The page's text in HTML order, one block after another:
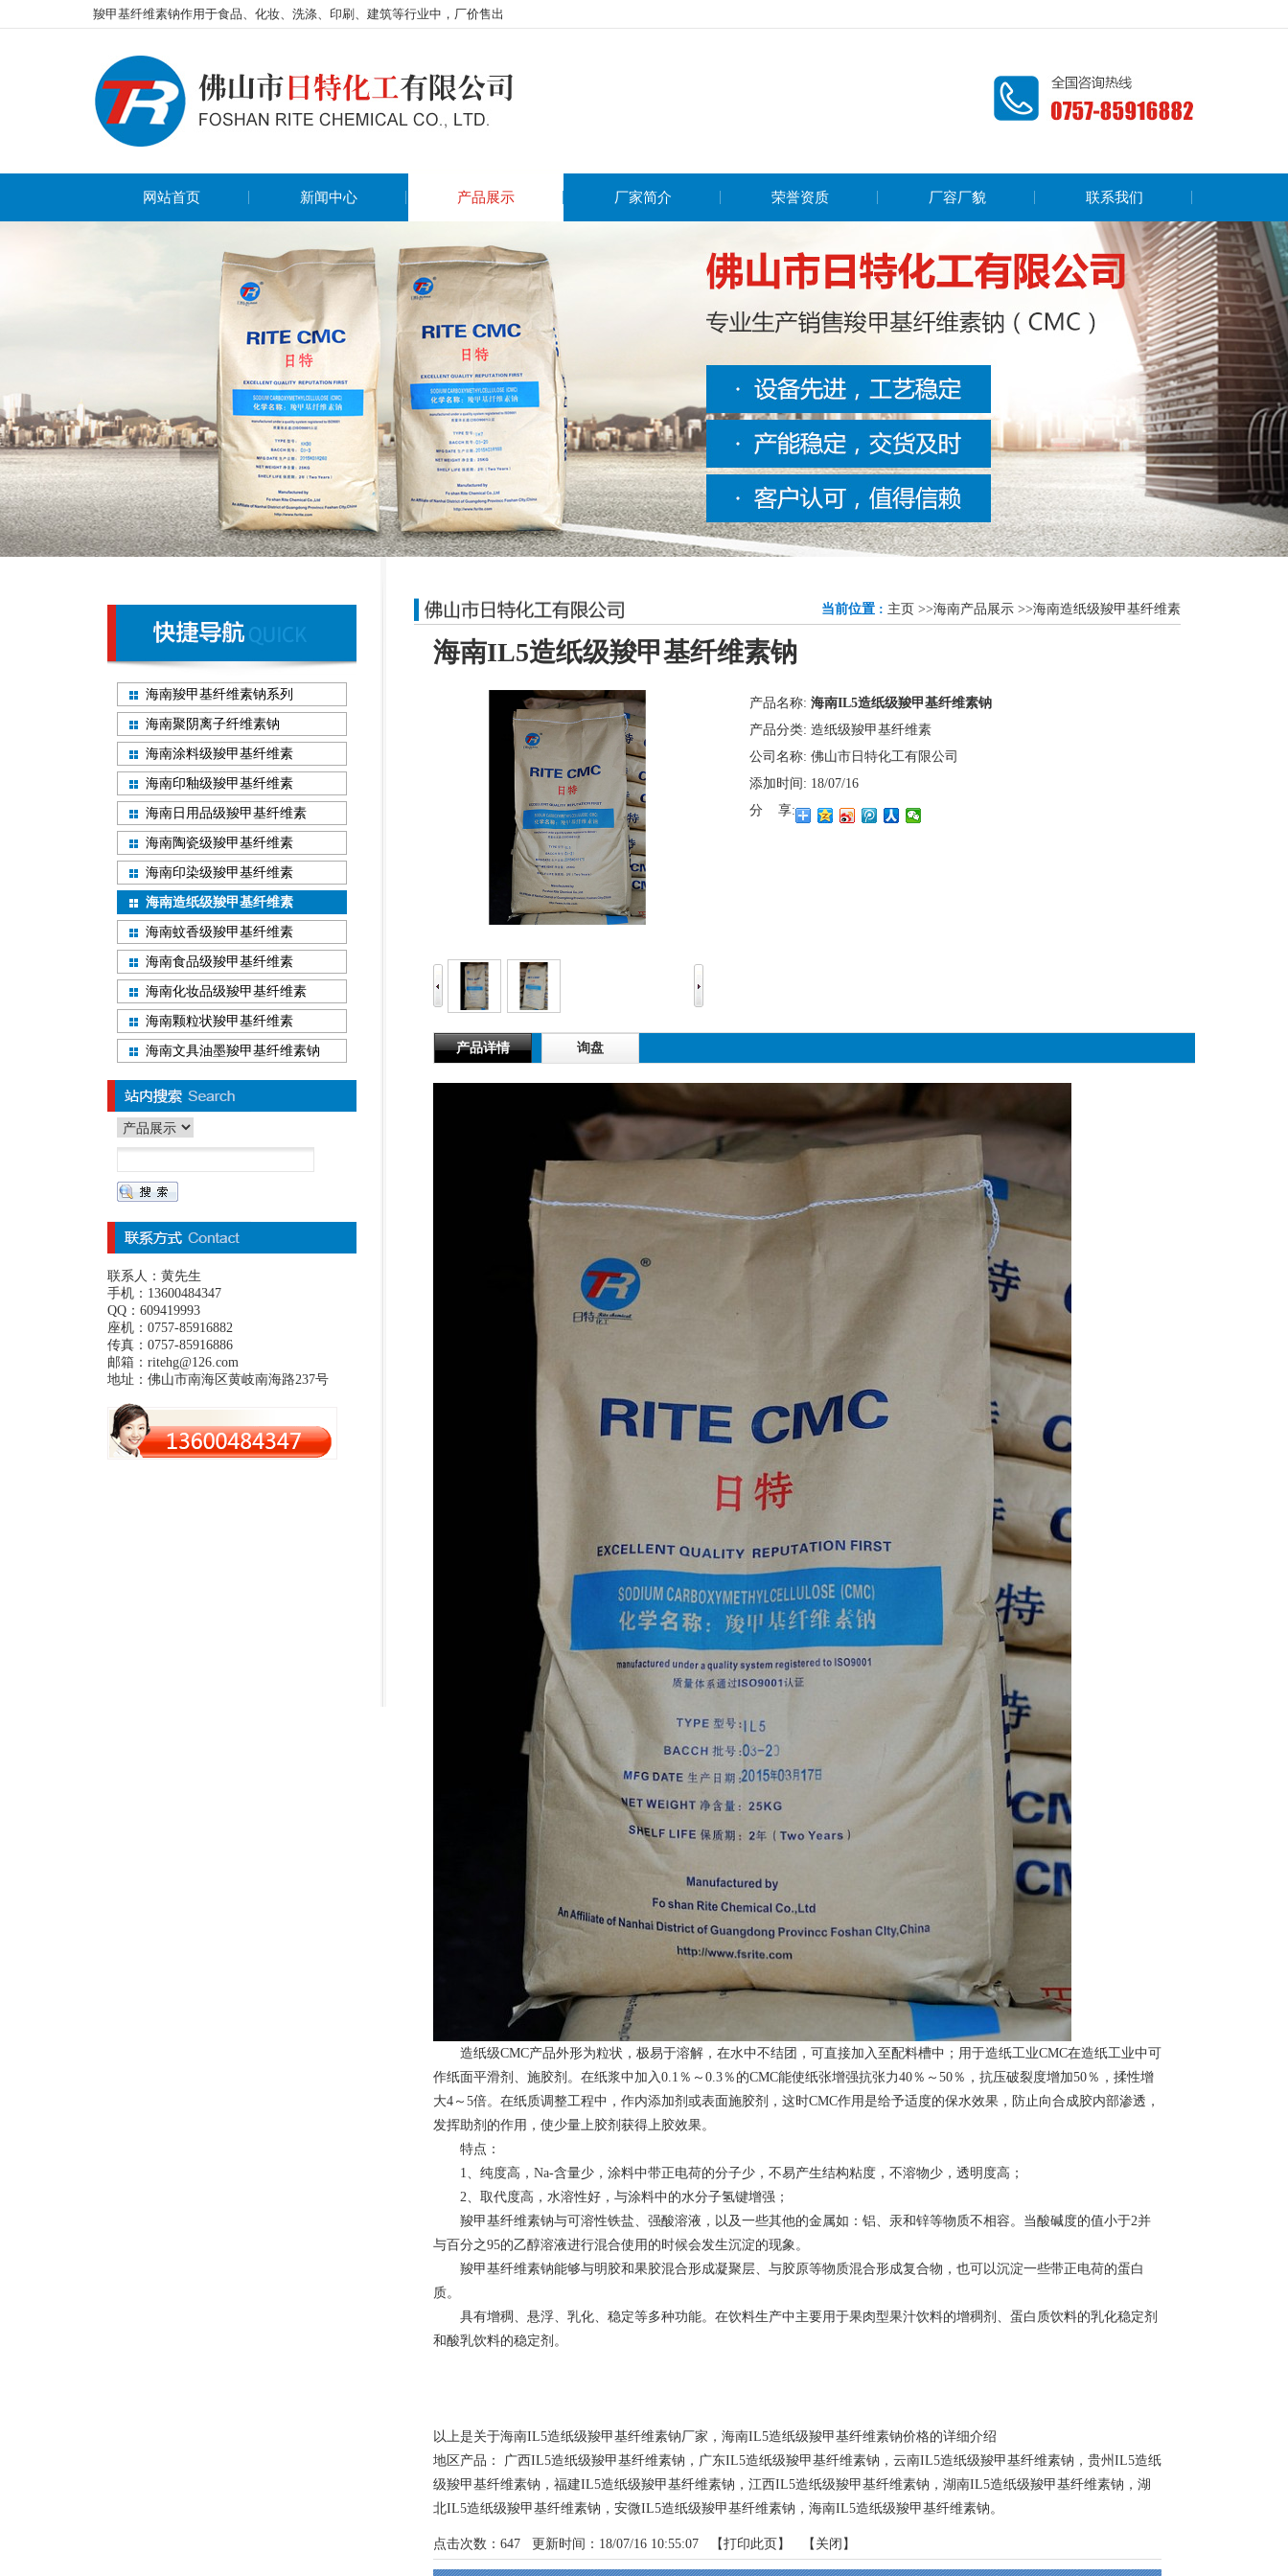
羧甲基纤维素钠作用于食品、化妆、洗涤、印刷、建筑等行业中，厂价售出
网站首页 新闻中心 产品展示 厂家简介 荣誉资质 厂容厂貌 联系我们
当前位置 : 主页 >>海南产品展示 >>海南造纸级羧甲基纤维素
海南IL5造纸级羧甲基纤维素钠
产品名称: 海南IL5造纸级羧甲基纤维素钠
产品分类: 造纸级羧甲基纤维素
公司名称: 佛山市日特化工有限公司
添加时间: 18/07/16
分 享:
产品详情 询盘
造纸级CMC产品外形为粒状，极易于溶解，在水中不结团，可直接加入至配料槽中；用于造纸工业CMC在造纸工业中可
作纸面平滑剂、施胶剂。在纸浆中加入0.1％～0.3％的CMC能使纸张增强抗张力40％～50％，抗压破裂度增加50％，揉性增
大4～5倍。在纸质调整工程中，作内添加剂或表面施胶剂，这时CMC作用是给予适度的保水效果，防止向合成胶内部渗透，
发挥助剂的作用，使少量上胶剂获得上胶效果。
特点：
1、纯度高，Na-含量少，涂料中带正电荷的分子少，不易产生结构粘度，不溶物少，透明度高；
2、取代度高，水溶性好，与涂料中的水分子氢键增强；
羧甲基纤维素钠与可溶性铁盐、强酸溶液，以及一些其他的金属如：铝、汞和锌等物质不相容。当酸碱度的值小于2并
与百分之95的乙醇溶液进行混合使用的时候会发生沉淀的现象。
羧甲基纤维素钠能够与明胶和果胶混合形成凝聚层、与胶原等物质混合形成复合物，也可以沉淀一些带正电荷的蛋白
质。
具有增稠、悬浮、乳化、稳定等多种功能。在饮料生产中主要用于果肉型果汁饮料的增稠剂、蛋白质饮料的乳化稳定剂
和酸乳饮料的稳定剂。
以上是关于海南IL5造纸级羧甲基纤维素钠厂家，海南IL5造纸级羧甲基纤维素钠价格的详细介绍
地区产品： 广西IL5造纸级羧甲基纤维素钠 ， 广东IL5造纸级羧甲基纤维素钠 ， 云南IL5造纸级羧甲基纤维素钠 ， 贵州IL5造纸
级羧甲基纤维素钠 ， 福建IL5造纸级羧甲基纤维素钠 ， 江西IL5造纸级羧甲基纤维素钠 ， 湖南IL5造纸级羧甲基纤维素钠 ， 湖
北IL5造纸级羧甲基纤维素钠 ， 安微IL5造纸级羧甲基纤维素钠 ， 海南IL5造纸级羧甲基纤维素钠。
点击次数： 647 更新时间：18/07/16 10:55:07 【打印此页 】 【 关闭 】
海南羧甲基纤维素钠系列
海南聚阴离子纤维素钠
海南涂料级羧甲基纤维素
海南印釉级羧甲基纤维素
海南日用品级羧甲基纤维素
海南陶瓷级羧甲基纤维素
海南印染级羧甲基纤维素
海南造纸级羧甲基纤维素
海南蚊香级羧甲基纤维素
海南食品级羧甲基纤维素
海南化妆品级羧甲基纤维素
海南颗粒状羧甲基纤维素
海南文具油墨羧甲基纤维素钠
联系人：黄先生
手机：13600484347
QQ：609419993
座机：0757-85916882
传真：0757-85916886
邮箱：ritehg@126.com
地址：佛山市南海区黄岐南海路237号